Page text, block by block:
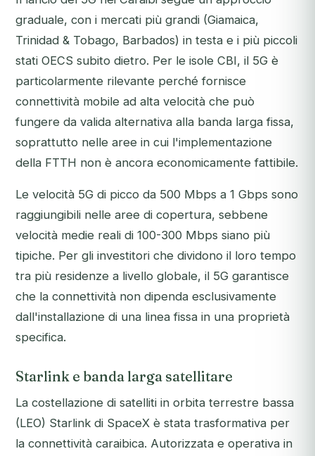
graduale, con i mercati più grandi (Giamaica,
Trinidad & Tobago, Barbados) in testa e i più piccoli
stati OECS subito dietro. Per le isole CBI, il 5G è
particolarmente rilevante perché fornisce
connettività mobile ad alta velocità che può
fungere da valida alternativa alla banda larga fissa,
soprattutto nelle aree in cui l'implementazione
della FTTH non è ancora economicamente fattibile.
Le velocità 5G di picco da 500 Mbps a 1 Gbps sono
raggiungibili nelle aree di copertura, sebbene
velocità medie reali di 100-300 Mbps siano più
tipiche. Per gli investitori che dividono il loro tempo
tra più residenze a livello globale, il 5G garantisce
che la connettività non dipenda esclusivamente
dall'installazione di una linea fissa in una proprietà
specifica.
Starlink e banda larga satellitare
La costellazione di satelliti in orbita terrestre bassa
(LEO) Starlink di SpaceX è stata trasformativa per
la connettività caraibica. Autorizzata e operativa in